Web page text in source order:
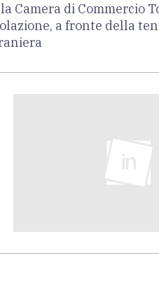
Camera di Commercio
a fronte della